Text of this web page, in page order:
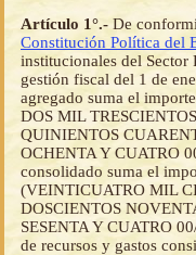
Artículo 1°.- De
Constitución Política del
institucionales del Sector
gestión fiscal del 1 de
agregado suma el
DOS MIL
QUINIENTOS
OCHENTA Y CUATRO
consolidado suma el
(VEINTICUATRO MIL
DOSCIENTOS
SESENTA Y CUATRO
de recursos y gastos